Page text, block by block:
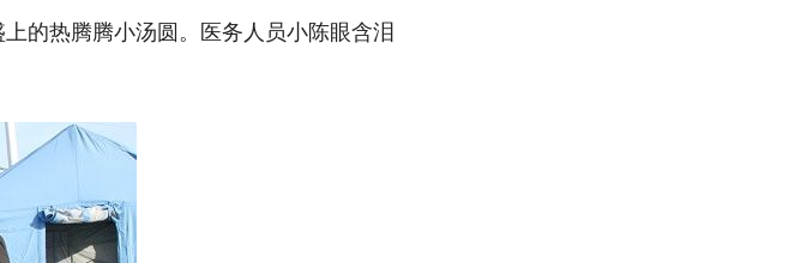
的热腾腾小汤圆。医务人员小陈眼含泪